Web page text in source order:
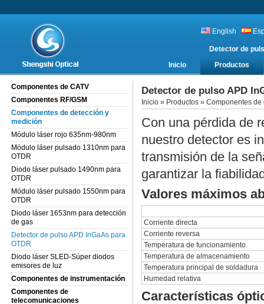
English
Detector de
Inicio
Productos
Componentes de CATV
Componentes RF/GSM
Componentes de detección y
medición
Módulo láser rojo 635nm-980nm
Módulo láser pulsado 1310nm para
OTDR
Diodo láser pulsado 1490nm para
OTDR
Módulo láser pulsado 1550nm para
OTDR
Diodo láser 1653nm para detección
de gas
Detector de pulso APD InGaAs para
OTDR
Diodo láser SLED-Súper diodos
emisores de luz
Componentes de instrumentación
Componentes de
telecomunicaciones
Detector de pulso APD
Inicio » Productos » Componentes de
Con una pérdida de
nuestro detector es
transmisión de la
garantizar la
Valores máximos
Corriente directa
Corriente reversa
Temperatura de funcionamiento.
Temperatura de almacenamiento
Temperatura principal de soldadura
Humedad relativa
Características